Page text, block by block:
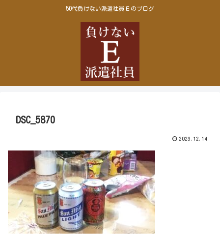
50代負けない派遣社員Ｅのブログ
DSC_5870
2023.12.14